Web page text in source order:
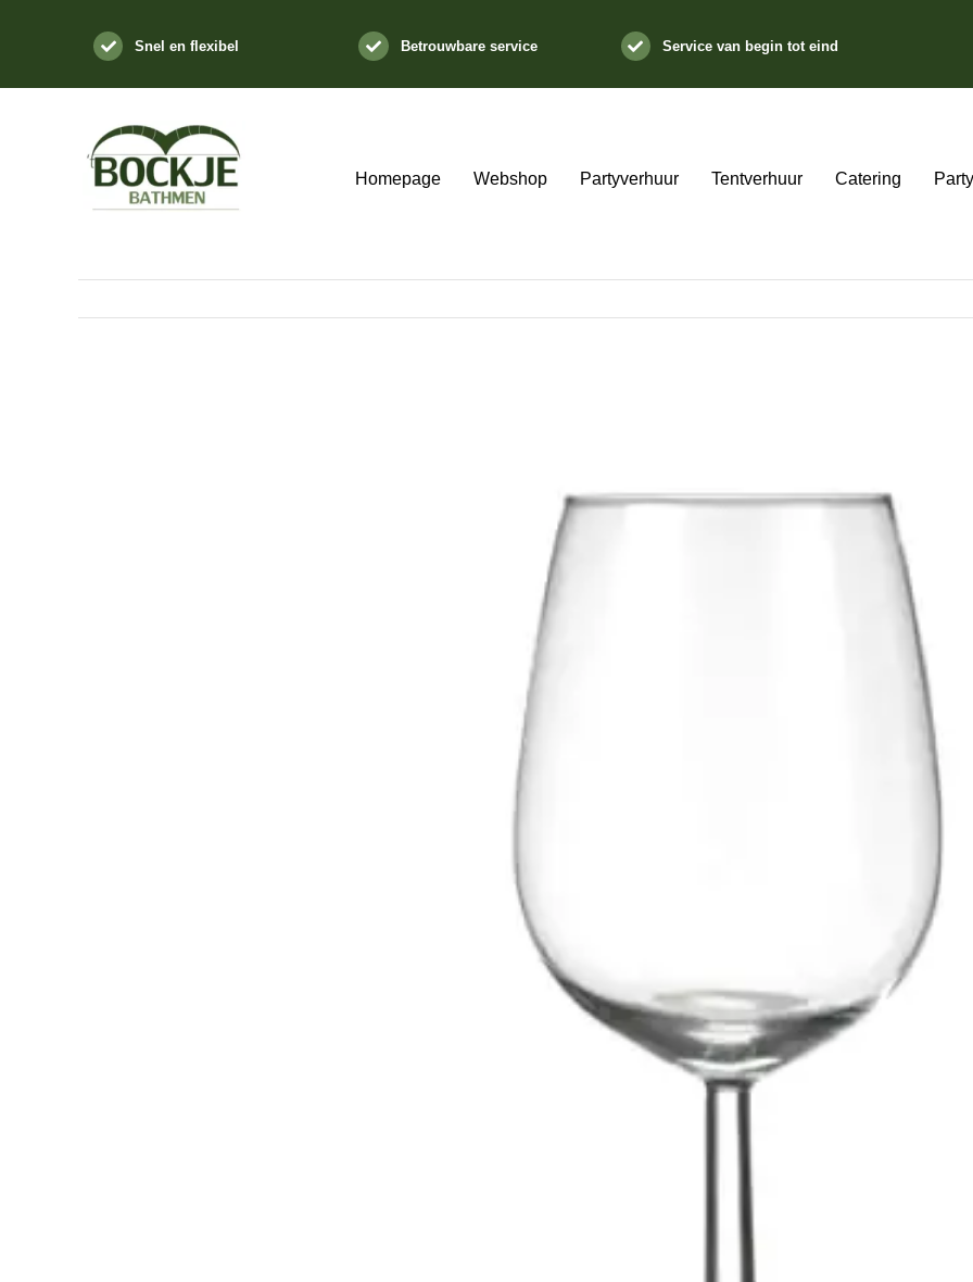
Snel en flexibel Betrouwbare service Service van begin tot eind
Homepage Webshop Partyverhuur Tentverhuur Catering